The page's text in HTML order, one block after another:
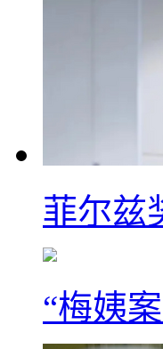
菲尔兹
“梅姨